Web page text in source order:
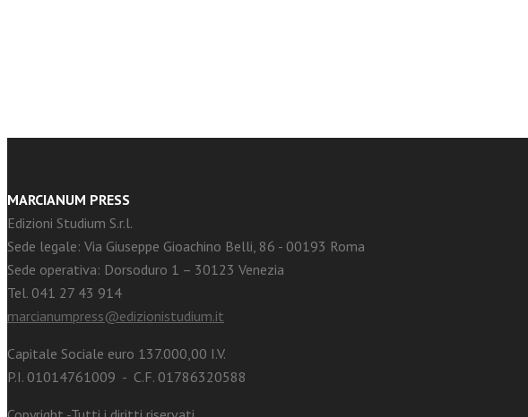
MARCIANUM PRESS
Edizioni Studium S.r.l.
Sede legale: Via Giuseppe Gioachino Belli, 86 - 00193 Roma
Sede operativa: Dorsoduro 1 – 30123 Venezia
Tel. 041 27 43 914
marcianumpress@edizionistudium.it
Capitale Sociale euro 137.000,00 I.V.
P.I. 01014761009 - C.F. 01786320588